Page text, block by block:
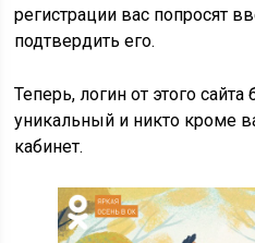
регистрации вас попросят
подтвердить его.
Теперь, логин от этого
уникальный и никто кроме
кабинет.